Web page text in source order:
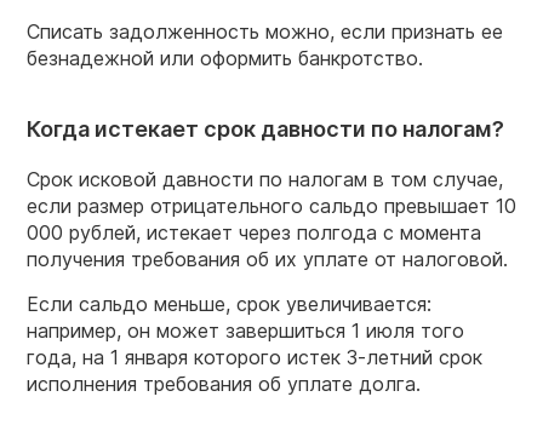
Списать задолженность можно, если признать ее
безнадежной или оформить банкротство.
Когда истекает срок давности по налогам?
Срок исковой давности по налогам в том случае,
если размер отрицательного сальдо превышает 10
000 рублей, истекает через полгода с момента
получения требования об их уплате от налоговой.
Если сальдо меньше, срок увеличивается:
например, он может завершиться 1 июля того
года, на 1 января которого истек 3-летний срок
исполнения требования об уплате долга.